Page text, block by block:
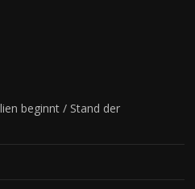
beginnt / Stand der